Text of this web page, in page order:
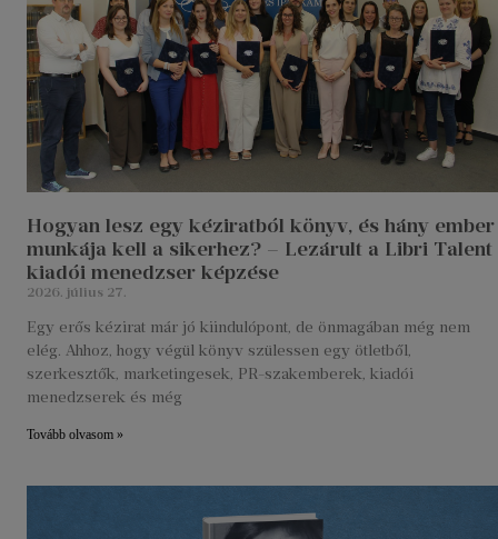
Hogyan lesz egy kéziratból könyv, és hány ember
munkája kell a sikerhez? – Lezárult a Libri Talent
kiadói menedzser képzése
2026. július 27.
Egy erős kézirat már jó kiindulópont, de önmagában még nem
elég. Ahhoz, hogy végül könyv szülessen egy ötletből,
szerkesztők, marketingesek, PR-szakemberek, kiadói
menedzserek és még
Tovább olvasom »